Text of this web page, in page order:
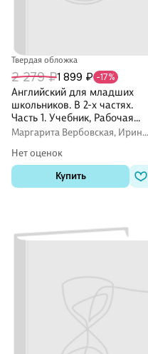
Твердая обложка
2 279 ₽1 899 ₽ -17%
Английский для младших
школьников. В 2-х частях.
Часть 1. Учебник, Рабочая
тетрадь, Прописи. Комплект
Маргарита Вербовская, Ирина
Нет оценок
Купить